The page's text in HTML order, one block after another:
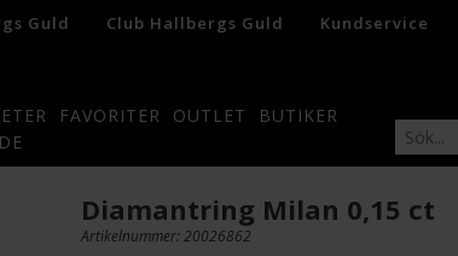
Guld Club Hallbergs Guld Kundservice
FAVORITER OUTLET
BUTIKER
Diamantring Milan 0,15 ct
Artikelnummer: 20026862